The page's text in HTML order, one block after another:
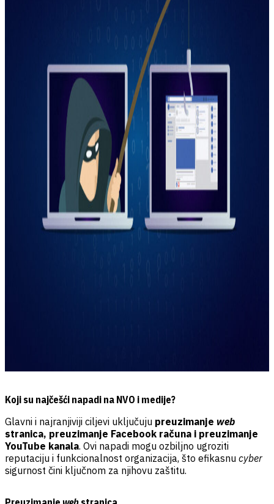
Koji su najčešći napadi na NVO i medije?
Glavni i najranjiviji ciljevi uključuju preuzimanje web
stranica, preuzimanje Facebook računa i preuzimanje
YouTube kanala. Ovi napadi mogu ozbiljno ugroziti
reputaciju i funkcionalnost organizacija, što efikasnu cyber
sigurnost čini ključnom za njihovu zaštitu.